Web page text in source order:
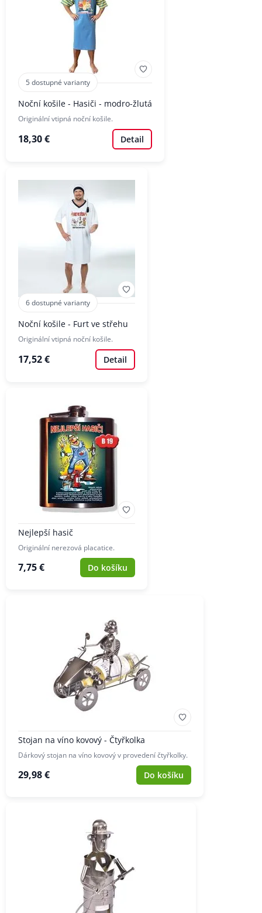
5 dostupné varianty
Noční košile - Hasiči - modro-žlutá
Originální vtipná noční košile.
18,30 € Detail
6 dostupné varianty
Noční košile - Furt ve střehu
Originální vtipná noční košile.
17,52 € Detail
Nejlepší hasič
Originální nerezová placatice.
7,75 € Do košíku
Stojan na víno kovový - Čtyřkolka
Dárkový stojan na víno kovový v provedení čtyřkolky.
29,98 € Do košíku